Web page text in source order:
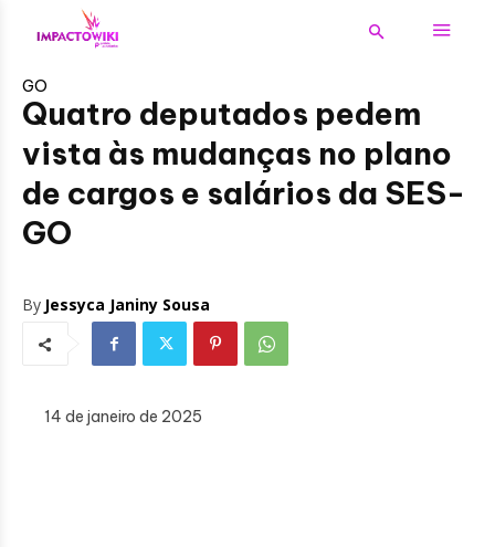
GO
Quatro deputados pedem
vista às mudanças no plano
de cargos e salários da SES-
GO
By Jessyca Janiny Sousa
14 de janeiro de 2025